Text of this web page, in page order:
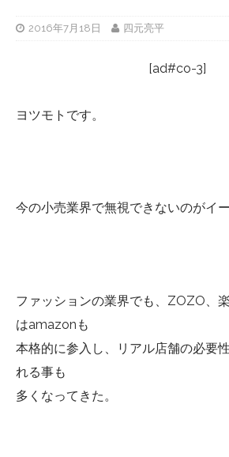
2016年7月18日 四元亮平
[ad#co-3]
ヨツモトです。
今の小売業界で無視できないのがイー
ファッションの業界でも、ZOZO、
はamazonも
本格的に参入し、リアル店舗の必要
れる事も
多くなってきた。